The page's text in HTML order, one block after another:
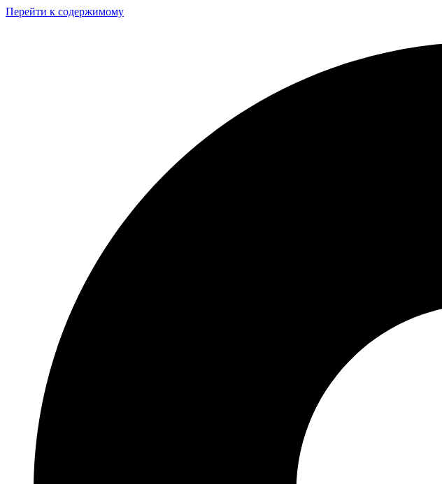
Перейти к содержимому